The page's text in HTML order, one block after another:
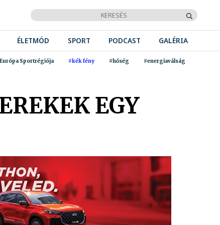
ÉLETMÓD SPORT PODCAST GALÉRIA
Sportrégiója #kék fény #hőség #energiaválság
EGY